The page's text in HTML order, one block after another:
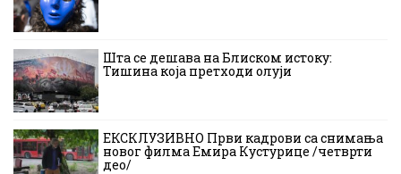
Шта се дешава на Блиском истоку:
Тишина која претходи олуји
ЕКСКЛУЗИВНО Први кадрови са снимања
новог филма Емира Кустурице /четврти
део/